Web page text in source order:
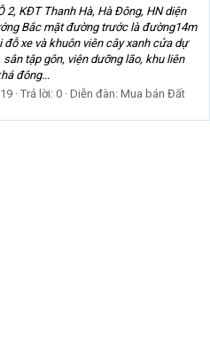
2, KĐT Thanh Hà, Hà Đông, HN diện
Bắc mặt đường trước là đường14m
đỗ xe và khuôn viên cây xanh cửa dự
tập gôn, viện dưỡng lão, khu liên
đông...
Trả lời: 0 Diễn đàn: Mua bán Đất